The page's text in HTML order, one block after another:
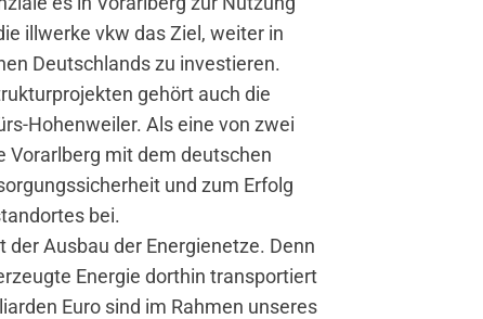
illwerke vkw das Ziel, weiter in
Deutschlands zu investieren.
gehört auch die
Hohenweiler. Als eine von zwei
mit dem deutschen
und zum Erfolg
bei.
Ausbau der Energienetze. Denn
Energie dorthin transportiert
Euro sind im Rahmen unseres